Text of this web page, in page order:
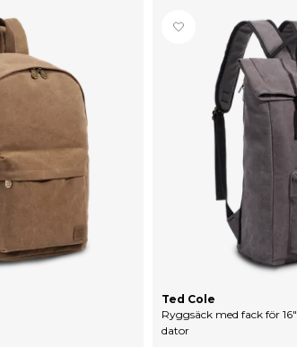
Ryggsäck med fack för 16"
dator
Ted Cole